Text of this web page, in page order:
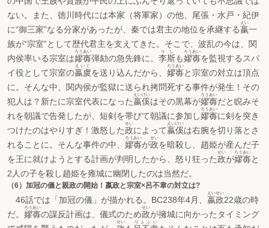
ない。また、徳川時代には本家（将軍家）の他、尾張・水戸・紀伊
に“御三家”なる分家があったが、秦では君主の地位を承継する嬴
えい
一
族が“宗室”として歴代君主を支えてきた。そこで、波乱の今は、関
内侯率いる宗室は嫪毐
ろうあい
弾劾の急先鋒に。 李斯
りし
も嫪毐
ろうあい
を監視するスパ
イ役として宗室の嬴虞
えいぐ
を送り込んだから、 嫪毐
ろうあい
と宗室の対立は頂点
に。そんな中、関内侯が監獄に送られ拷問死する事件が発生！その
犯人は？新たに宗室代表になった嬴傒
えいけい
はその黒幕が嫪毐
ろうあい
だと睨みそ
れを朝議で告発したが、短剣を帯びて朝議に参加し嫪毐
ろうあい
に剣を突き
つけたのはやりすぎ！激怒した政
せい
によって嬴傒
えいけい
は右腕を切り落とさ
れることに。そんな事件の中、 嫪毐
ろうあい
が政
せい
を暗殺し、趙姫が産んだ子
を王に就けようとする計画が判明したから、怒り狂った政
せい
が嫪毐
ろうあい
と
2人の子を殺し趙姫を雍城に幽閉したのは当然だ。
（6）加冠の儀と親政の開始！嬴政と宗室×呂不韋の対立は?
46話では「加冠の儀」が描かれる。BC238年4月、 嬴政
えいせい
22歳の時
だ。 嫪毐
ろうあい
の謀反計画は、儀式のため政
せい
が擁城に向かったタイミング
せい りょふい